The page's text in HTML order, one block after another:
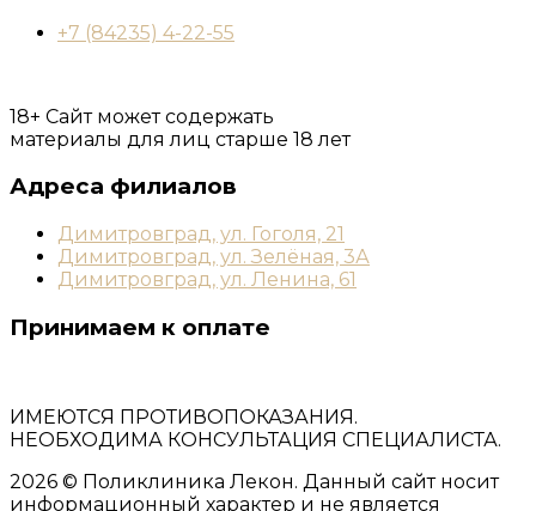
+7 (84235) 4-22-55
18+ Сайт может содержать
материалы для лиц старше 18 лет
Адреса филиалов
Димитровград, ул. Гоголя, 21
Димитровград, ул. Зелёная, 3А
Димитровград, ул. Ленина, 61
Принимаем к оплате
ИМЕЮТСЯ ПРОТИВОПОКАЗАНИЯ.
НЕОБХОДИМА КОНСУЛЬТАЦИЯ СПЕЦИАЛИСТА.
2026 © Поликлиника Лекон. Данный сайт носит
информационный характер и не является